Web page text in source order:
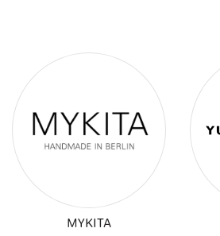
MYKITA